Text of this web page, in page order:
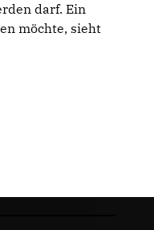
darf. Ein
möchte, sieht